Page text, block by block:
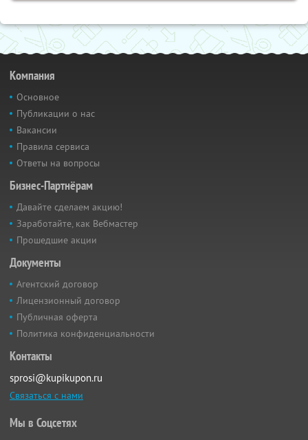
Компания
Основное
Публикации о нас
Вакансии
Правила сервиса
Ответы на вопросы
Бизнес-Партнёрам
Давайте сделаем акцию!
Заработайте, как Вебмастер
Прошедшие акции
Документы
Агентский договор
Лицензионный договор
Публичная оферта
Политика конфиденциальности
Контакты
sprosi@kupikupon.ru
Связаться с нами
Мы в Соцсетях